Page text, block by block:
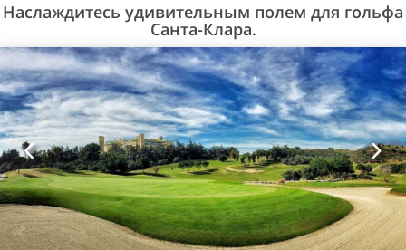
Наслаждитесь удивительным полем для гольфа
Санта-Клара.